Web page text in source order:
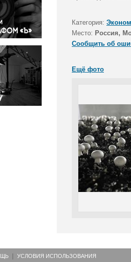
конфликты
Категория:
Место: Россия,
Сообщить об
Ещё фото
УСЛОВИЯ ИСПОЛЬЗОВАНИЯ